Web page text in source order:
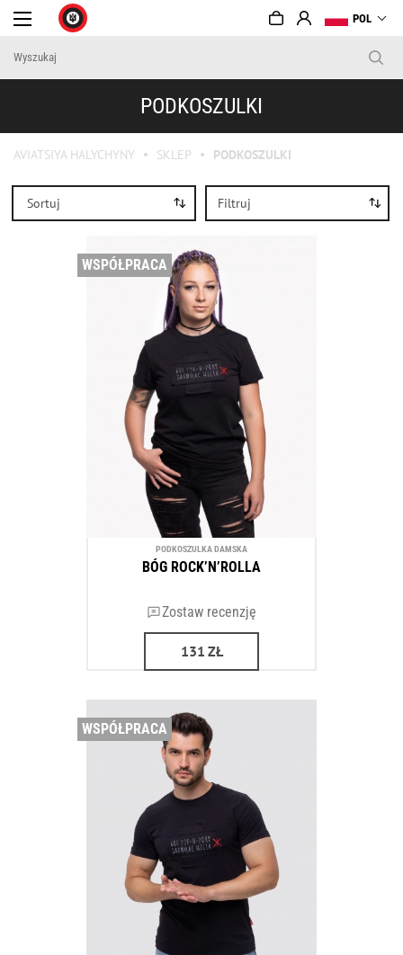
POL
PODKOSZULKI
AVIATSIYA HALYCHYNY SKLEP PODKOSZULKI
Filtruj
Sortuj
WSPÓŁPRACA
PODKOSZULKA DAMSKA
BÓG ROCK’N’ROLLA
Zostaw recenzję
131 ZŁ
WSPÓŁPRACA